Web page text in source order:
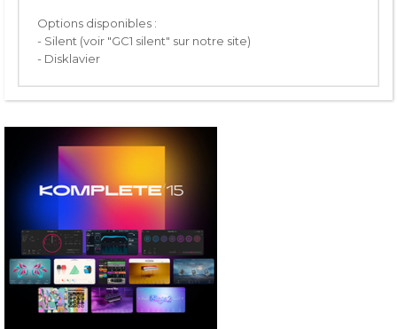
Options disponibles :
- Silent (voir "GC1 silent" sur notre site)
- Disklavier